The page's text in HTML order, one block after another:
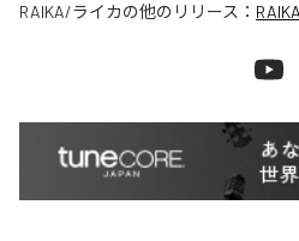
RAIKA/ライカの他のリリース：